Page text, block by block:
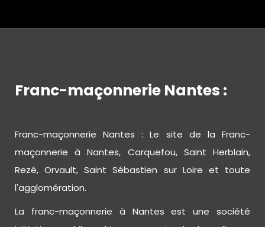
Franc-maçonnerie Nantes :
Franc-maçonnerie Nantes : Le site de la Franc-
maçonnerie à Nantes, Carquefou, Saint Herblain,
Rezé, Orvault, Saint Sébastien sur Loire et toute
l'agglomération.
La franc-maçonnerie à Nantes est une société